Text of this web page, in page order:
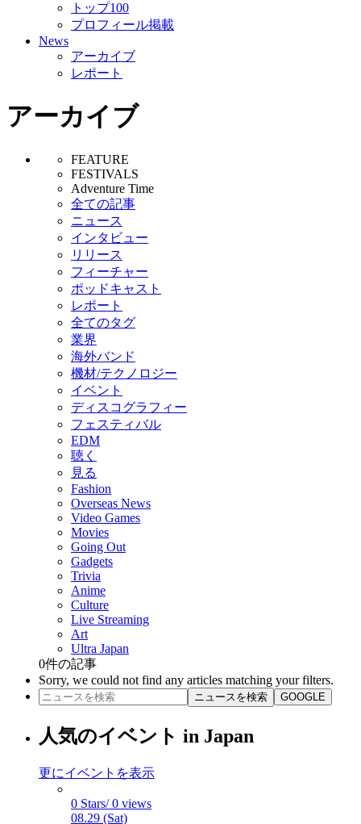
トップ100
プロフィール掲載
News
アーカイブ
レポート
アーカイブ
FEATURE
FESTIVALS
Adventure Time
全ての記事
ニュース
インタビュー
リリース
フィーチャー
ポッドキャスト
レポート
全てのタグ
業界
海外バンド
機材/テクノロジー
イベント
ディスコグラフィー
フェスティバル
EDM
聴く
見る
Fashion
Overseas News
Video Games
Movies
Going Out
Gadgets
Trivia
Anime
Culture
Live Streaming
Art
Ultra Japan
0件の記事
Sorry, we could not find any articles matching your filters.
ニュースを検索 GOOGLE
人気のイベント in Japan
更にイベントを表示
0 Stars/ 0 views
08.29 (Sat)